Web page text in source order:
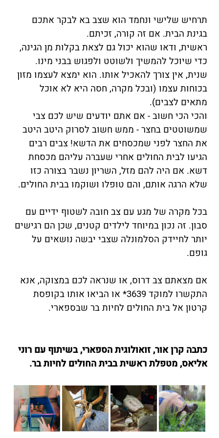
תרחיש שלישי ונחמד הוא שצב בא לבקר אתכם
בגינת הבית. אם זה קורה, זכיתם.
ראשית, ודאו שהוא יכול גם לצאת בקלות מן הגינה,
כדי שיוכל להמשיך ולשוטט ולפגוש בבני מינו.
שנית, אין צורך להאכיל אותו. הוא ימצא לעצמו מזון
בכוחות עצמו (ובכל מקרה, חסה היא לא אוכל
מתאים לצבים).
והכי הכי חשוב - אם אתם יודעים שיש לכם צבי
שמשוטטים בחצר - ממש חשוב לסרוק היטב היטב
את החצר לפני שמכסחים את הדשא! צבים רבים
הגיעו לבית החולים אחרי שעברה עליהם מכסחת
דשא. אם היה להם מזל, השריון נשבר בצורה כזו
שלא הרגה אותם, והם טופלו ושוקמו בבית החולים.
בכל מקרה של מגע עם צב חובה לשטוף ידיים עם
סבון. זה נכון במיוחד לילדים קטנים, שכן הם רגישים
יותר לחיידק הסלמונלה שצבי יבשה נושאים על
גופם.
אם מצאתם צב דרוס, או שנראה לכם במצוקה, אנא
התקשרו למוקד 3639* או הביאו אותו בקופסת
קרטון אל בית החולים לחיות בר שבספארי.
כתבה קרן אור, זואולוגית הספארי, בשיתוף עם רוני
אליאס, מטפלת ראשית בבית החולים לחיות בר.